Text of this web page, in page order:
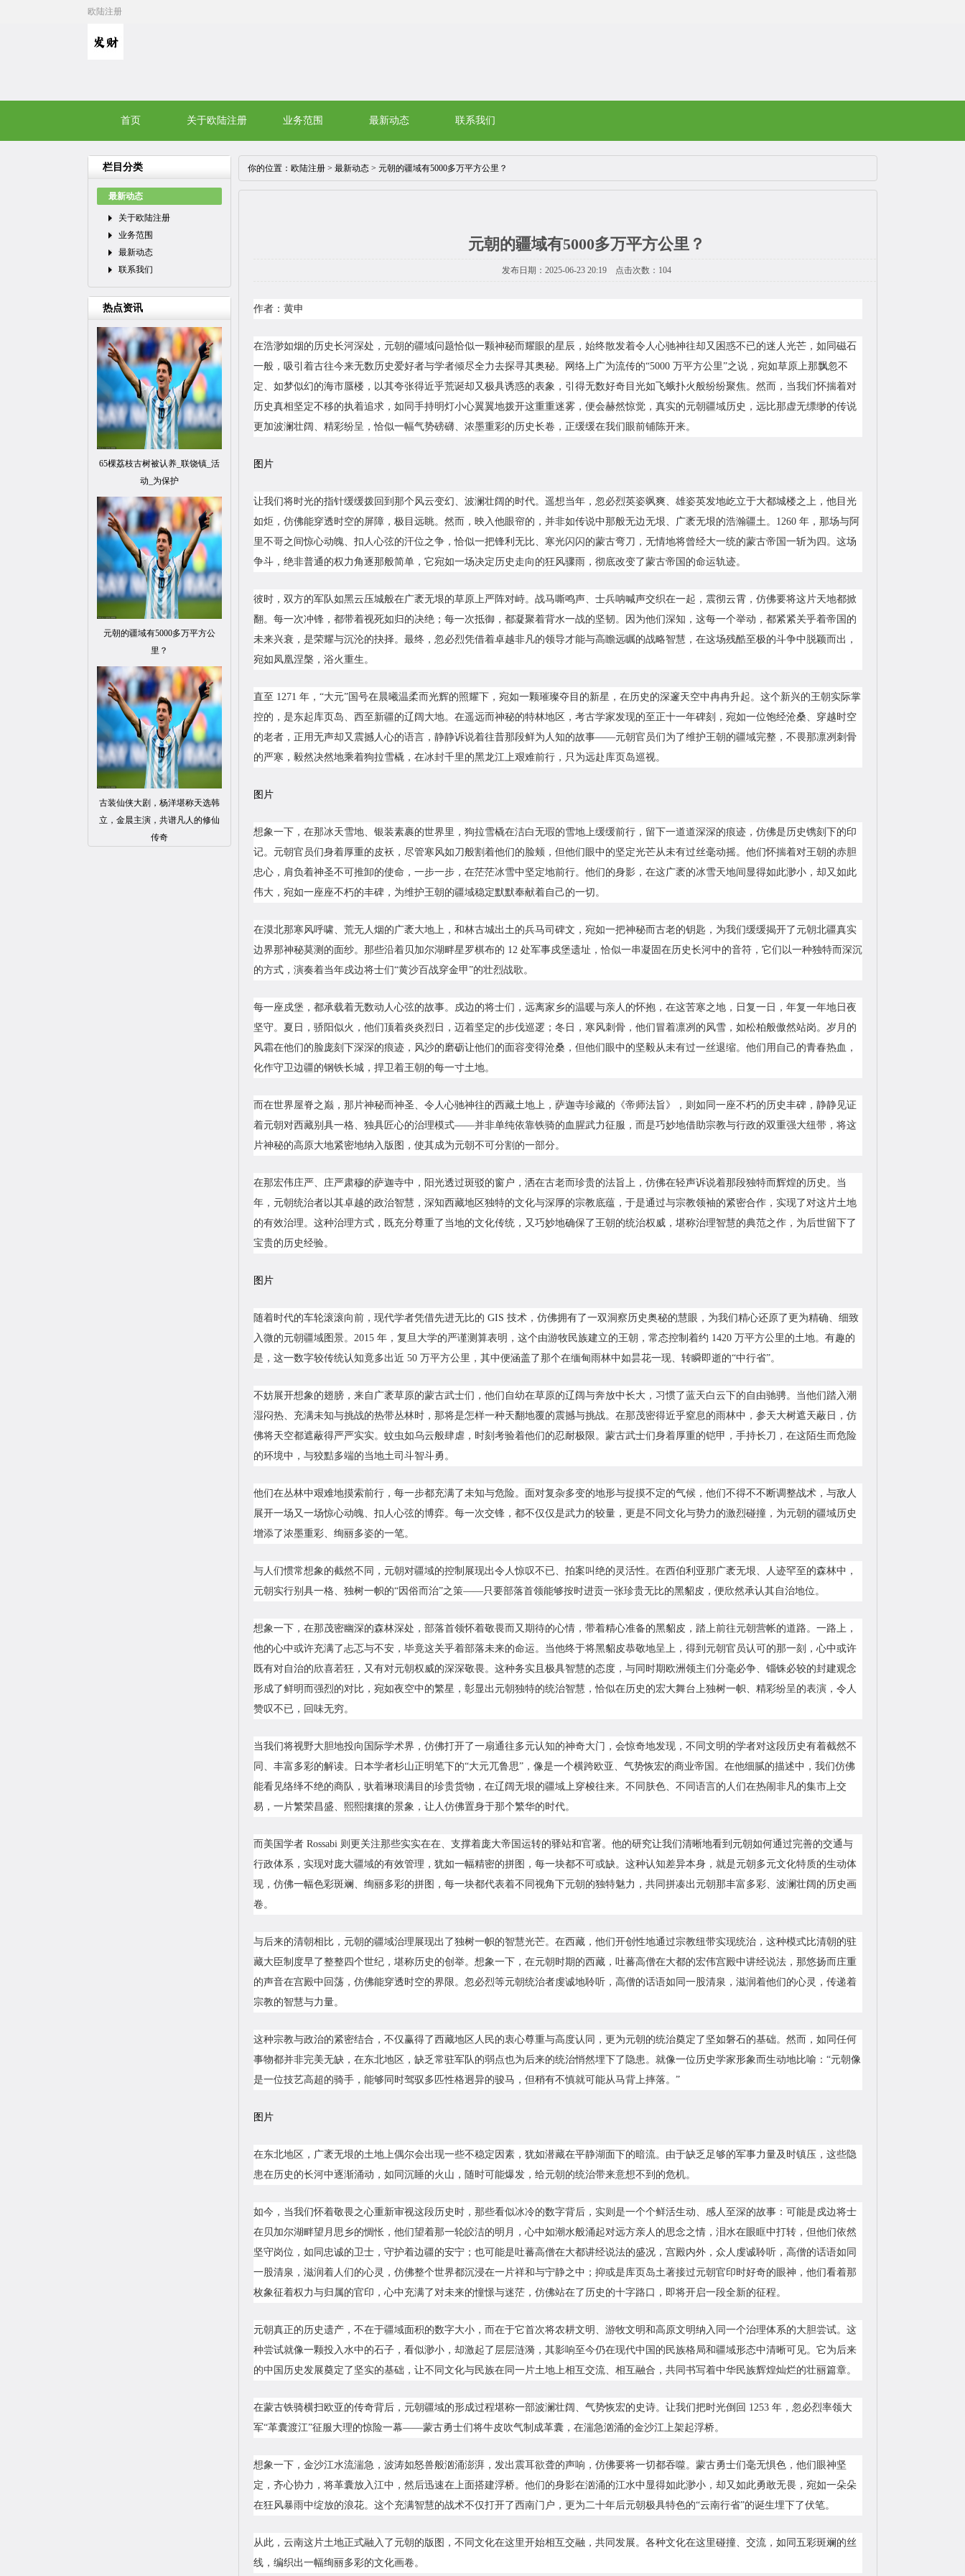
欧陆注册
首页 关于欧陆注册 业务范围 最新动态 联系我们
栏目分类
最新动态
关于欧陆注册
业务范围
最新动态
联系我们
热点资讯
65棵荔枝古树被认养_联饶镇_活
动_为保护
元朝的疆域有5000多万平方公
里？
古装仙侠大剧，杨洋堪称天选韩
立，金晨主演，共谱凡人的修仙
传奇
你的位置： 欧陆注册 > 最新动态 > 元朝的疆域有5000多万平方公里？
元朝的疆域有5000多万平方公里？
发布日期：2025-06-23 20:19 点击次数：104
作者：黄申
在浩渺如烟的历史长河深处，元朝的疆域问题恰似一颗神秘而耀眼的星辰，始终散发着令人心驰神往却又困惑不已的迷人光芒，如同磁石
一般，吸引着古往今来无数历史爱好者与学者倾尽全力去探寻其奥秘。网络上广为流传的“5000 万平方公里”之说，宛如草原上那飘忽不
定、如梦似幻的海市蜃楼，以其夸张得近乎荒诞却又极具诱惑的表象，引得无数好奇目光如飞蛾扑火般纷纷聚焦。然而，当我们怀揣着对
历史真相坚定不移的执着追求，如同手持明灯小心翼翼地拨开这重重迷雾，便会赫然惊觉，真实的元朝疆域历史，远比那虚无缥缈的传说
更加波澜壮阔、精彩纷呈，恰似一幅气势磅礴、浓墨重彩的历史长卷，正缓缓在我们眼前铺陈开来。
图片
让我们将时光的指针缓缓拨回到那个风云变幻、波澜壮阔的时代。遥想当年，忽必烈英姿飒爽、雄姿英发地屹立于大都城楼之上，他目光
如炬，仿佛能穿透时空的屏障，极目远眺。然而，映入他眼帘的，并非如传说中那般无边无垠、广袤无垠的浩瀚疆土。1260 年，那场与阿
里不哥之间惊心动魄、扣人心弦的汗位之争，恰似一把锋利无比、寒光闪闪的蒙古弯刀，无情地将曾经大一统的蒙古帝国一斩为四。这场
争斗，绝非普通的权力角逐那般简单，它宛如一场决定历史走向的狂风骤雨，彻底改变了蒙古帝国的命运轨迹。
彼时，双方的军队如黑云压城般在广袤无垠的草原上严阵对峙。战马嘶鸣声、士兵呐喊声交织在一起，震彻云霄，仿佛要将这片天地都掀
翻。每一次冲锋，都带着视死如归的决绝；每一次抵御，都凝聚着背水一战的坚韧。因为他们深知，这每一个举动，都紧紧关乎着帝国的
未来兴衰，是荣耀与沉沦的抉择。最终，忽必烈凭借着卓越非凡的领导才能与高瞻远瞩的战略智慧，在这场残酷至极的斗争中脱颖而出，
宛如凤凰涅槃，浴火重生。
直至 1271 年，“大元”国号在晨曦温柔而光辉的照耀下，宛如一颗璀璨夺目的新星，在历史的深邃天空中冉冉升起。这个新兴的王朝实际掌
控的，是东起库页岛、西至新疆的辽阔大地。在遥远而神秘的特林地区，考古学家发现的至正十一年碑刻，宛如一位饱经沧桑、穿越时空
的老者，正用无声却又震撼人心的语言，静静诉说着往昔那段鲜为人知的故事——元朝官员们为了维护王朝的疆域完整，不畏那凛冽刺骨
的严寒，毅然决然地乘着狗拉雪橇，在冰封千里的黑龙江上艰难前行，只为远赴库页岛巡视。
图片
想象一下，在那冰天雪地、银装素裹的世界里，狗拉雪橇在洁白无瑕的雪地上缓缓前行，留下一道道深深的痕迹，仿佛是历史镌刻下的印
记。元朝官员们身着厚重的皮袄，尽管寒风如刀般割着他们的脸颊，但他们眼中的坚定光芒从未有过丝毫动摇。他们怀揣着对王朝的赤胆
忠心，肩负着神圣不可推卸的使命，一步一步，在茫茫冰雪中坚定地前行。他们的身影，在这广袤的冰雪天地间显得如此渺小，却又如此
伟大，宛如一座座不朽的丰碑，为维护王朝的疆域稳定默默奉献着自己的一切。
在漠北那寒风呼啸、荒无人烟的广袤大地上，和林古城出土的兵马司碑文，宛如一把神秘而古老的钥匙，为我们缓缓揭开了元朝北疆真实
边界那神秘莫测的面纱。那些沿着贝加尔湖畔星罗棋布的 12 处军事戍堡遗址，恰似一串凝固在历史长河中的音符，它们以一种独特而深沉
的方式，演奏着当年戍边将士们“黄沙百战穿金甲”的壮烈战歌。
每一座戍堡，都承载着无数动人心弦的故事。戍边的将士们，远离家乡的温暖与亲人的怀抱，在这苦寒之地，日复一日，年复一年地日夜
坚守。夏日，骄阳似火，他们顶着炎炎烈日，迈着坚定的步伐巡逻；冬日，寒风刺骨，他们冒着凛冽的风雪，如松柏般傲然站岗。岁月的
风霜在他们的脸庞刻下深深的痕迹，风沙的磨砺让他们的面容变得沧桑，但他们眼中的坚毅从未有过一丝退缩。他们用自己的青春热血，
化作守卫边疆的钢铁长城，捍卫着王朝的每一寸土地。
而在世界屋脊之巅，那片神秘而神圣、令人心驰神往的西藏土地上，萨迦寺珍藏的《帝师法旨》，则如同一座不朽的历史丰碑，静静见证
着元朝对西藏别具一格、独具匠心的治理模式——并非单纯依靠铁骑的血腥武力征服，而是巧妙地借助宗教与行政的双重强大纽带，将这
片神秘的高原大地紧密地纳入版图，使其成为元朝不可分割的一部分。
在那宏伟庄严、庄严肃穆的萨迦寺中，阳光透过斑驳的窗户，洒在古老而珍贵的法旨上，仿佛在轻声诉说着那段独特而辉煌的历史。当
年，元朝统治者以其卓越的政治智慧，深知西藏地区独特的文化与深厚的宗教底蕴，于是通过与宗教领袖的紧密合作，实现了对这片土地
的有效治理。这种治理方式，既充分尊重了当地的文化传统，又巧妙地确保了王朝的统治权威，堪称治理智慧的典范之作，为后世留下了
宝贵的历史经验。
图片
随着时代的车轮滚滚向前，现代学者凭借先进无比的 GIS 技术，仿佛拥有了一双洞察历史奥秘的慧眼，为我们精心还原了更为精确、细致
入微的元朝疆域图景。2015 年，复旦大学的严谨测算表明，这个由游牧民族建立的王朝，常态控制着约 1420 万平方公里的土地。有趣的
是，这一数字较传统认知竟多出近 50 万平方公里，其中便涵盖了那个在缅甸雨林中如昙花一现、转瞬即逝的“中行省”。
不妨展开想象的翅膀，来自广袤草原的蒙古武士们，他们自幼在草原的辽阔与奔放中长大，习惯了蓝天白云下的自由驰骋。当他们踏入潮
湿闷热、充满未知与挑战的热带丛林时，那将是怎样一种天翻地覆的震撼与挑战。在那茂密得近乎窒息的雨林中，参天大树遮天蔽日，仿
佛将天空都遮蔽得严严实实。蚊虫如乌云般肆虐，时刻考验着他们的忍耐极限。蒙古武士们身着厚重的铠甲，手持长刀，在这陌生而危险
的环境中，与狡黠多端的当地土司斗智斗勇。
他们在丛林中艰难地摸索前行，每一步都充满了未知与危险。面对复杂多变的地形与捉摸不定的气候，他们不得不不断调整战术，与敌人
展开一场又一场惊心动魄、扣人心弦的博弈。每一次交锋，都不仅仅是武力的较量，更是不同文化与势力的激烈碰撞，为元朝的疆域历史
增添了浓墨重彩、绚丽多姿的一笔。
与人们惯常想象的截然不同，元朝对疆域的控制展现出令人惊叹不已、拍案叫绝的灵活性。在西伯利亚那广袤无垠、人迹罕至的森林中，
元朝实行别具一格、独树一帜的“因俗而治”之策——只要部落首领能够按时进贡一张珍贵无比的黑貂皮，便欣然承认其自治地位。
想象一下，在那茂密幽深的森林深处，部落首领怀着敬畏而又期待的心情，带着精心准备的黑貂皮，踏上前往元朝营帐的道路。一路上，
他的心中或许充满了忐忑与不安，毕竟这关乎着部落未来的命运。当他终于将黑貂皮恭敬地呈上，得到元朝官员认可的那一刻，心中或许
既有对自治的欣喜若狂，又有对元朝权威的深深敬畏。这种务实且极具智慧的态度，与同时期欧洲领主们分毫必争、锱铢必较的封建观念
形成了鲜明而强烈的对比，宛如夜空中的繁星，彰显出元朝独特的统治智慧，恰似在历史的宏大舞台上独树一帜、精彩纷呈的表演，令人
赞叹不已，回味无穷。
当我们将视野大胆地投向国际学术界，仿佛打开了一扇通往多元认知的神奇大门，会惊奇地发现，不同文明的学者对这段历史有着截然不
同、丰富多彩的解读。日本学者杉山正明笔下的“大元兀鲁思”，像是一个横跨欧亚、气势恢宏的商业帝国。在他细腻的描述中，我们仿佛
能看见络绎不绝的商队，驮着琳琅满目的珍贵货物，在辽阔无垠的疆域上穿梭往来。不同肤色、不同语言的人们在热闹非凡的集市上交
易，一片繁荣昌盛、熙熙攘攘的景象，让人仿佛置身于那个繁华的时代。
而美国学者 Rossabi 则更关注那些实实在在、支撑着庞大帝国运转的驿站和官署。他的研究让我们清晰地看到元朝如何通过完善的交通与
行政体系，实现对庞大疆域的有效管理，犹如一幅精密的拼图，每一块都不可或缺。这种认知差异本身，就是元朝多元文化特质的生动体
现，仿佛一幅色彩斑斓、绚丽多彩的拼图，每一块都代表着不同视角下元朝的独特魅力，共同拼凑出元朝那丰富多彩、波澜壮阔的历史画
卷。
与后来的清朝相比，元朝的疆域治理展现出了独树一帜的智慧光芒。在西藏，他们开创性地通过宗教纽带实现统治，这种模式比清朝的驻
藏大臣制度早了整整四个世纪，堪称历史的创举。想象一下，在元朝时期的西藏，吐蕃高僧在大都的宏伟宫殿中讲经说法，那悠扬而庄重
的声音在宫殿中回荡，仿佛能穿透时空的界限。忽必烈等元朝统治者虔诚地聆听，高僧的话语如同一股清泉，滋润着他们的心灵，传递着
宗教的智慧与力量。
这种宗教与政治的紧密结合，不仅赢得了西藏地区人民的衷心尊重与高度认同，更为元朝的统治奠定了坚如磐石的基础。然而，如同任何
事物都并非完美无缺，在东北地区，缺乏常驻军队的弱点也为后来的统治悄然埋下了隐患。就像一位历史学家形象而生动地比喻：“元朝像
是一位技艺高超的骑手，能够同时驾驭多匹性格迥异的骏马，但稍有不慎就可能从马背上摔落。”
图片
在东北地区，广袤无垠的土地上偶尔会出现一些不稳定因素，犹如潜藏在平静湖面下的暗流。由于缺乏足够的军事力量及时镇压，这些隐
患在历史的长河中逐渐涌动，如同沉睡的火山，随时可能爆发，给元朝的统治带来意想不到的危机。
如今，当我们怀着敬畏之心重新审视这段历史时，那些看似冰冷的数字背后，实则是一个个鲜活生动、感人至深的故事：可能是戍边将士
在贝加尔湖畔望月思乡的惆怅，他们望着那一轮皎洁的明月，心中如潮水般涌起对远方亲人的思念之情，泪水在眼眶中打转，但他们依然
坚守岗位，如同忠诚的卫士，守护着边疆的安宁；也可能是吐蕃高僧在大都讲经说法的盛况，宫殿内外，众人虔诚聆听，高僧的话语如同
一股清泉，滋润着人们的心灵，仿佛整个世界都沉浸在一片祥和与宁静之中；抑或是库页岛土著接过元朝官印时好奇的眼神，他们看着那
枚象征着权力与归属的官印，心中充满了对未来的憧憬与迷茫，仿佛站在了历史的十字路口，即将开启一段全新的征程。
元朝真正的历史遗产，不在于疆域面积的数字大小，而在于它首次将农耕文明、游牧文明和高原文明纳入同一个治理体系的大胆尝试。这
种尝试就像一颗投入水中的石子，看似渺小，却激起了层层涟漪，其影响至今仍在现代中国的民族格局和疆域形态中清晰可见。它为后来
的中国历史发展奠定了坚实的基础，让不同文化与民族在同一片土地上相互交流、相互融合，共同书写着中华民族辉煌灿烂的壮丽篇章。
在蒙古铁骑横扫欧亚的传奇背后，元朝疆域的形成过程堪称一部波澜壮阔、气势恢宏的史诗。让我们把时光倒回 1253 年，忽必烈率领大
军“革囊渡江”征服大理的惊险一幕——蒙古勇士们将牛皮吹气制成革囊，在湍急汹涌的金沙江上架起浮桥。
想象一下，金沙江水流湍急，波涛如怒兽般汹涌澎湃，发出震耳欲聋的声响，仿佛要将一切都吞噬。蒙古勇士们毫无惧色，他们眼神坚
定，齐心协力，将革囊放入江中，然后迅速在上面搭建浮桥。他们的身影在汹涌的江水中显得如此渺小，却又如此勇敢无畏，宛如一朵朵
在狂风暴雨中绽放的浪花。这个充满智慧的战术不仅打开了西南门户，更为二十年后元朝极具特色的“云南行省”的诞生埋下了伏笔。
从此，云南这片土地正式融入了元朝的版图，不同文化在这里开始相互交融，共同发展。各种文化在这里碰撞、交流，如同五彩斑斓的丝
线，编织出一幅绚丽多彩的文化画卷。